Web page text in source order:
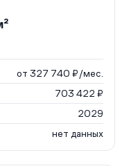
от 327 740 ₽/мес.
703 422 ₽
2029
нет данных